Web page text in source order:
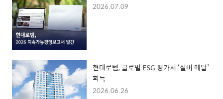
2026.07.09
현대로템, 글로벌 ESG 평가서 ‘실버 메달’
획득
2026.06.26